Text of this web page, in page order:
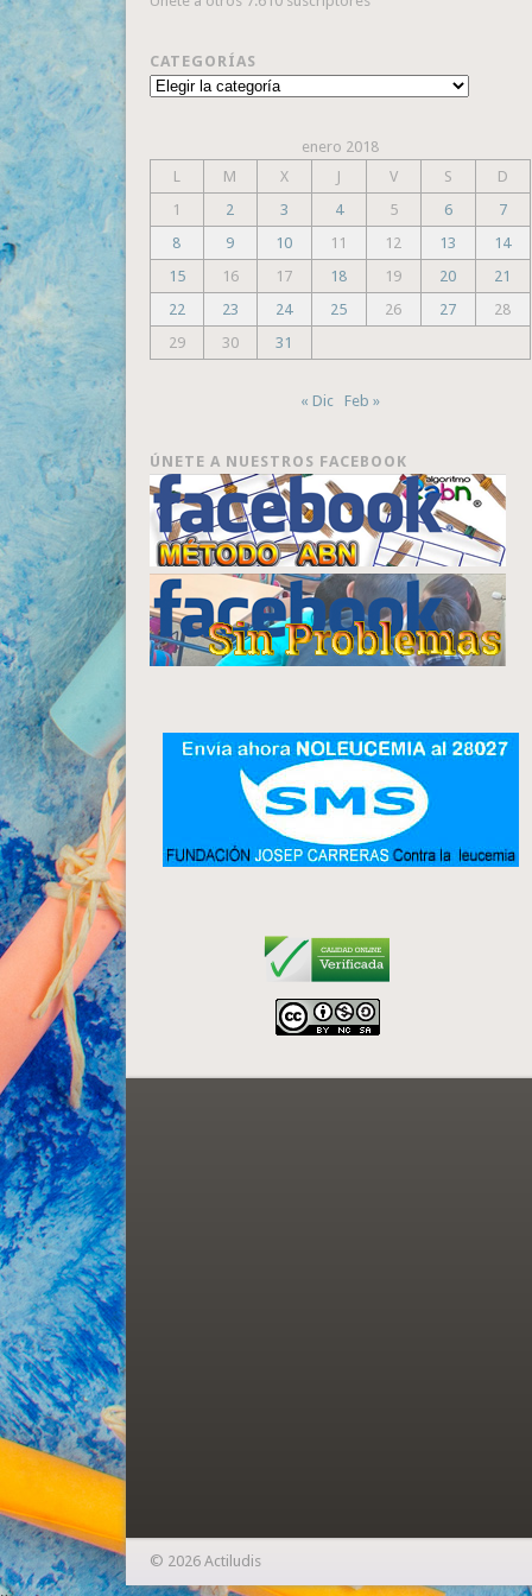
CATEGORÍAS
Categorías
enero 2018
L
M X J V S
D
1
2 3 4 5 6
7
8
9 10 11 12 13
14
15
16 17 18 19 20
21
22
23 24 25 26 27
28
29
30 31
« Dic Feb »
ÚNETE A NUESTROS FACEBOOK
© 2026 Actiludis